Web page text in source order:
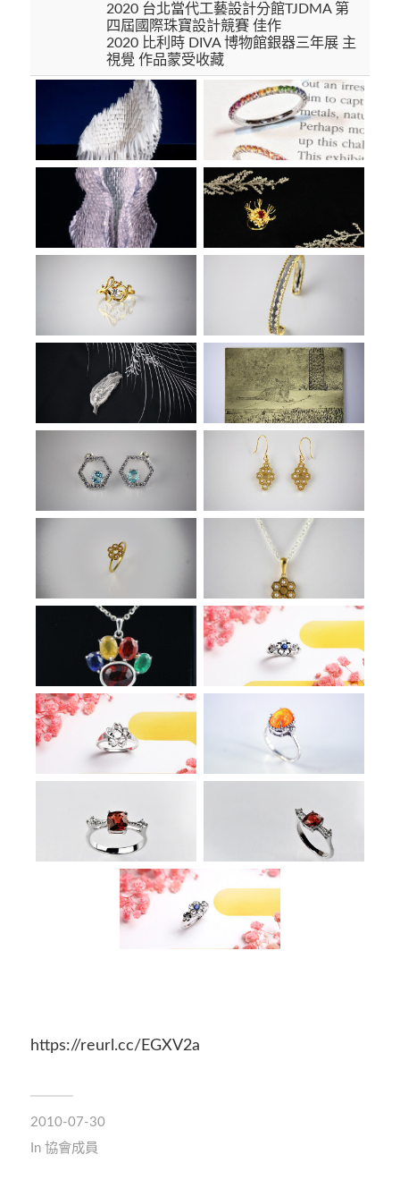
2020 台北當代工藝設計分館TJDMA 第
四屆國際珠寶設計競賽 佳作
2020 比利時 DIVA 博物館銀器三年展 主
視覺 作品蒙受收藏
https://reurl.cc/EGXV2a
2010-07-30
In 協會成員